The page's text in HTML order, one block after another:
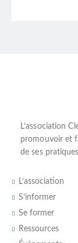
L’association
promouvoir et
de ses
L’association
S’informer
Se former
Ressources